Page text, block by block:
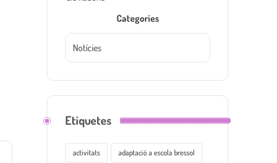
Categories
Etiquetes
activitats adaptació a escola bressol